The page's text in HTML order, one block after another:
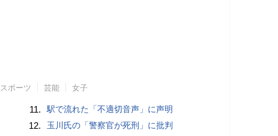
スポーツ 芸能 女子
11. 駅で流れた「不適切音声」に声明
12. 玉川氏の「警察官が死刑」に批判